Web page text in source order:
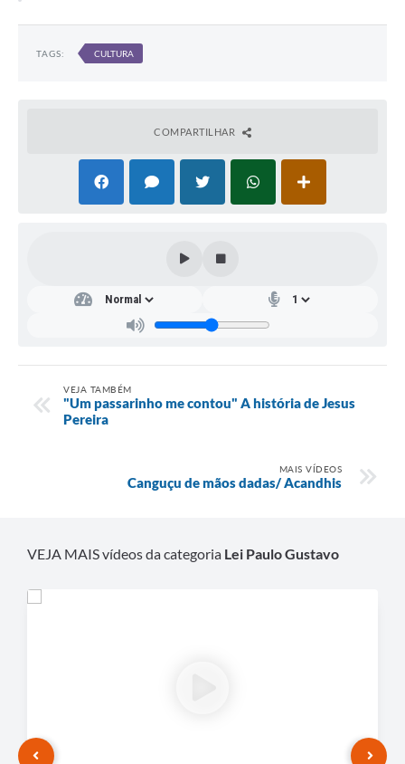
TAGS: CULTURA
COMPARTILHAR
VEJA TAMBÉM
"Um passarinho me contou" A história de Jesus
Pereira
MAIS VÍDEOS
Canguçu de mãos dadas/ Acandhis
VEJA MAIS vídeos da categoria Lei Paulo Gustavo